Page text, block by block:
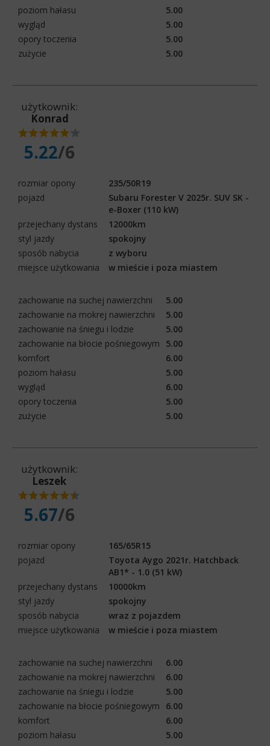
poziom hałasu
5.00
wygląd
5.00
opory toczenia
5.00
zużycie
5.00
użytkownik:
Konrad
5.22/6
rozmiar opony
235/50R19
pojazd
Subaru Forester V 2025r. SUV SK -
e-Boxer (110 kW)
przejechany dystans
12000km
styl jazdy
spokojny
sposób nabycia
z wyboru
miejsce użytkowania
w mieście i poza miastem
zachowanie na suchej nawierzchni
5.00
zachowanie na mokrej nawierzchni
5.00
zachowanie na śniegu i lodzie
5.00
zachowanie na błocie pośniegowym
5.00
komfort
6.00
poziom hałasu
5.00
wygląd
6.00
opory toczenia
5.00
zużycie
5.00
użytkownik:
Leszek
5.67/6
rozmiar opony
165/65R15
pojazd
Toyota Aygo 2021r. Hatchback
AB1* - 1.0 (51 kW)
przejechany dystans
10000km
styl jazdy
spokojny
sposób nabycia
wraz z pojazdem
miejsce użytkowania
w mieście i poza miastem
zachowanie na suchej nawierzchni
6.00
zachowanie na mokrej nawierzchni
6.00
zachowanie na śniegu i lodzie
5.00
zachowanie na błocie pośniegowym
6.00
komfort
6.00
poziom hałasu
5.00